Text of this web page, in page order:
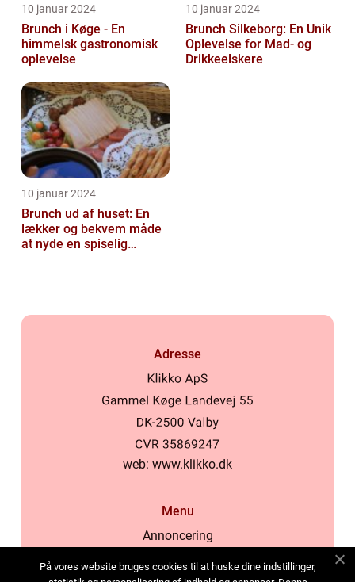
10 januar 2024
Brunch i Køge - En
himmelsk gastronomisk
oplevelse
10 januar 2024
Brunch Silkeborg: En Unik
Oplevelse for Mad- og
Drikkeelskere
10 januar 2024
Brunch ud af huset: En
lækker og bekvem måde
at nyde en spiselig
Adresse
web: www.klikko.dk
Menu
Annoncering
Cookies
På vores website bruges cookies til at huske dine indstillinger,